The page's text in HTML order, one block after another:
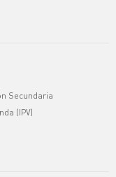
Secundaria
(IPV)